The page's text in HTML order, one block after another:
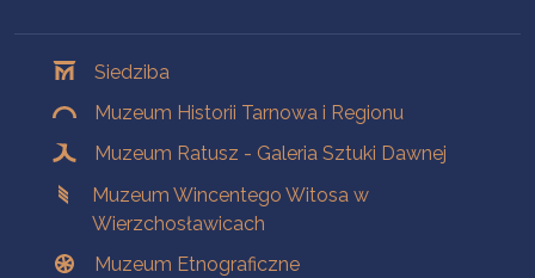
Siedziba
Muzeum Historii Tarnowa i Regionu
Muzeum Ratusz - Galeria Sztuki Dawnej
Muzeum Wincentego Witosa w
Wierzchosławicach
Muzeum Etnograficzne